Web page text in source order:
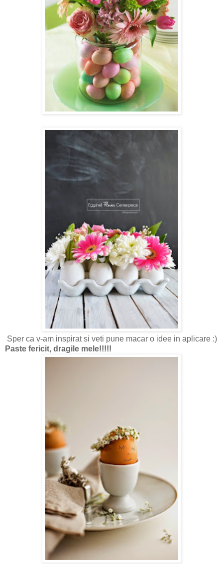
Sper ca v-am inspirat si veti pune macar o idee in aplicare :)
Paste fericit, dragile mele!!!!!